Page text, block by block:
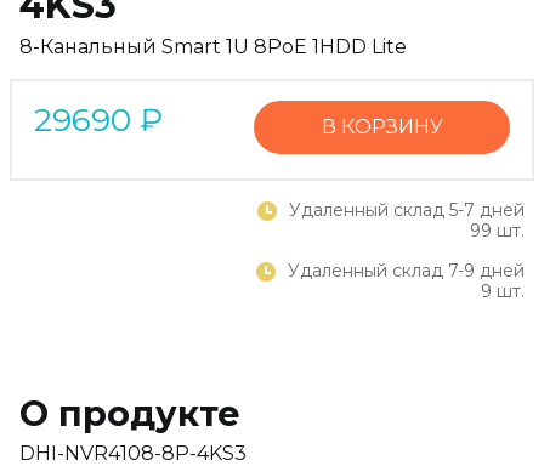
8-Канальный Smart 1U 8PoE 1HDD Lite
29690 ₽ В КОРЗИНУ
Удаленный склад 5-7 дней
99 шт.
Удаленный склад 7-9 дней
9 шт.
О продукте
DHI-NVR4108-8P-4KS3